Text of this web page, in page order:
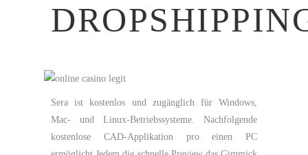
Sera ist kostenlos und zugänglich für Windows,
Mac- und Linux-Betriebssysteme. Nachfolgende
kostenlose CAD-Applikation pro einen PC